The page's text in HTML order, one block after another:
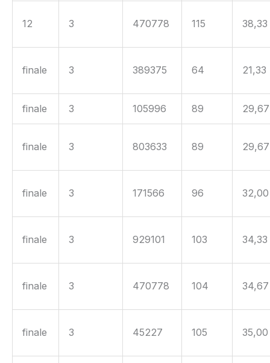
12 3 470778 115 38,33
finale 3 389375 64 21,33
finale 3 105996 89 29,67
finale 3 803633 89 29,67
finale 3 171566 96 32,00
finale 3 929101 103 34,33
finale 3 470778 104 34,67
finale 3 45227 105 35,00